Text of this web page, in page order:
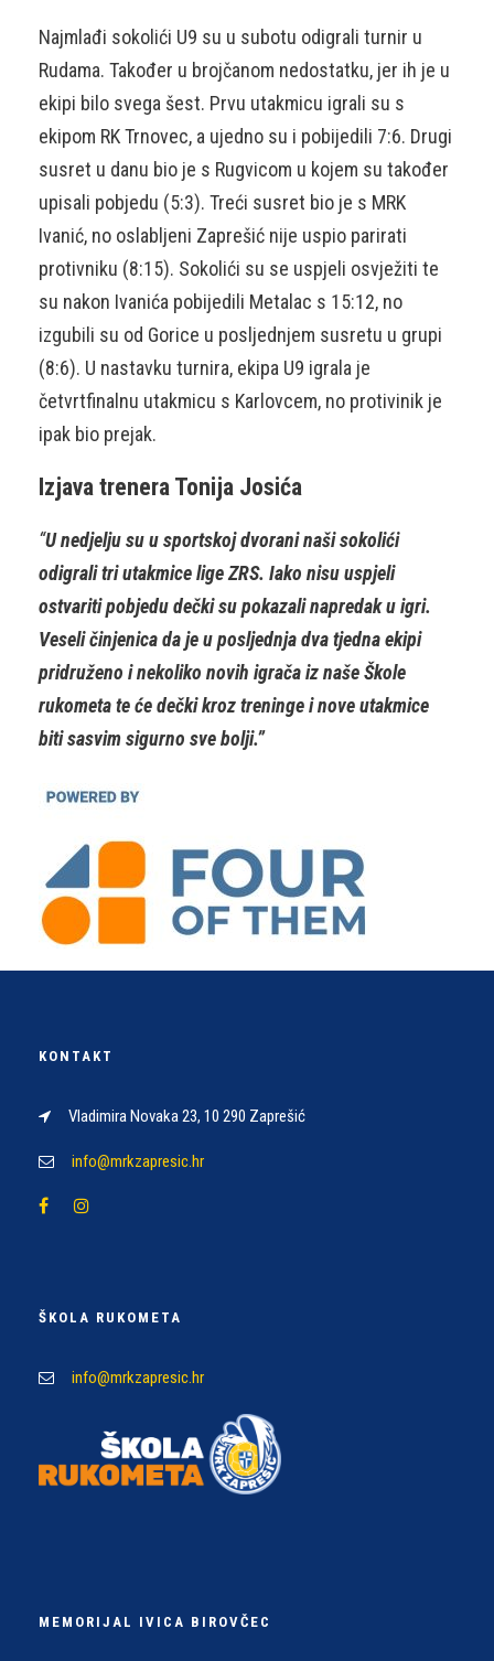
Najmlađi sokolići U9 su u subotu odigrali turnir u
Rudama. Također u brojčanom nedostatku, jer ih je u
ekipi bilo svega šest. Prvu utakmicu igrali su s
ekipom RK Trnovec, a ujedno su i pobijedili 7:6. Drugi
susret u danu bio je s Rugvicom u kojem su također
upisali pobjedu (5:3). Treći susret bio je s MRK
Ivanić, no oslabljeni Zaprešić nije uspio parirati
protivniku (8:15). Sokolići su se uspjeli osvježiti te
su nakon Ivanića pobijedili Metalac s 15:12, no
izgubili su od Gorice u posljednjem susretu u grupi
(8:6). U nastavku turnira, ekipa U9 igrala je
četvrtfinalnu utakmicu s Karlovcem, no protivinik je
ipak bio prejak.
Izjava trenera Tonija Josića
“U nedjelju su u sportskoj dvorani naši sokolići
odigrali tri utakmice lige ZRS. Iako nisu uspjeli
ostvariti pobjedu dečki su pokazali napredak u igri.
Veseli činjenica da je u posljednja dva tjedna ekipi
pridruženo i nekoliko novih igrača iz naše Škole
rukometa te će dečki kroz treninge i nove utakmice
biti sasvim sigurno sve bolji.”
KONTAKT
Vladimira Novaka 23, 10 290 Zaprešić
info@mrkzapresic.hr
ŠKOLA RUKOMETA
info@mrkzapresic.hr
MEMORIJAL IVICA BIROVČEC